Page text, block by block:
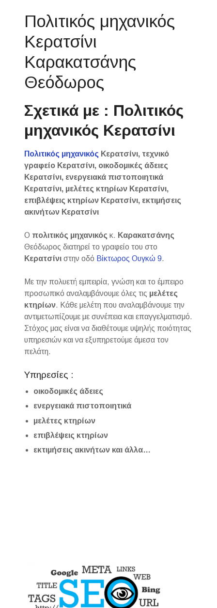
Πολιτικός μηχανικός
Κερατσίνι
Καρακατσάνης
Θεόδωρος
Σχετικά με : Πολιτικός
μηχανικός Κερατσίνι
Πολιτικός μηχανικός Κερατσίνι, τεχνικό
γραφείο Κερατσίνι, οικοδομικές άδειες
Κερατσίνι, ενεργειακά πιστοποιητικά
Κερατσίνι, μελέτες κτηρίων Κερατσίνι,
επιβλέψεις κτηρίων Κερατσίνι, εκτιμήσεις
ακινήτων Κερατσίνι
Ο πολιτικός μηχανικός κ. Καρακατσάνης
Θεόδωρος διατηρεί το γραφείο του στο
Κερατσίνι στην οδό Βίκτωρος Ουγκώ 9.
Με την πολυετή εμπειρία, γνώση και το έμπειρο
προσωπικό αναλαμβάνουμε όλες τις μελέτες
κτηρίων. Κάθε μελέτη που αναλαμβάνουμε την
αντιμετωπίζουμε με συνέπεια και επαγγελματισμό.
Στόχος μας είναι να διαθέτουμε υψηλής ποιότητας
υπηρεσιών και να εξυπηρετούμε άμεσα τον
πελάτη.
Υπηρεσίες :
οικοδομικές άδειες
ενεργειακά πιστοποιητικά
μελέτες κτηρίων
επιβλέψεις κτηρίων
εκτιμήσεις ακινήτων και άλλα…